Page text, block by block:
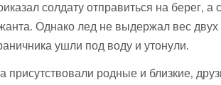
солдату отправиться на берег, а
Однако лед не выдержал вес
ушли под воду и утонули.
присутствовали родные и близкие,